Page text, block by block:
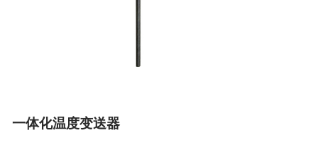
一体化温度变送器